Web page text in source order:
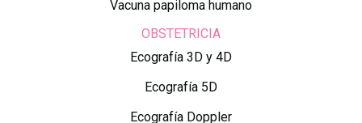
Vacuna papiloma humano
OBSTETRICIA
Ecografía 3D y 4D
Ecografía 5D
Ecografía Doppler